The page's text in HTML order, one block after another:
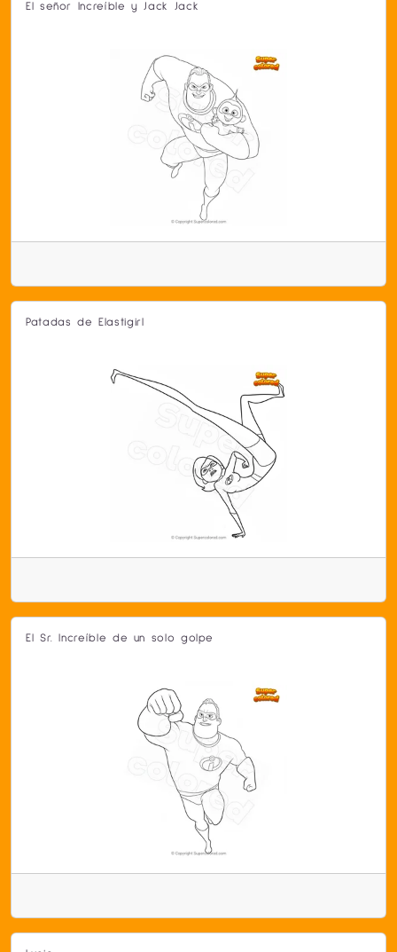
El señor Increíble y Jack Jack
Patadas de Elastigirl
El Sr. Increíble de un solo golpe